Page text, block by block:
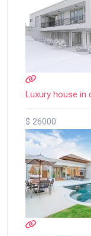
Luxury house in
$ 26000